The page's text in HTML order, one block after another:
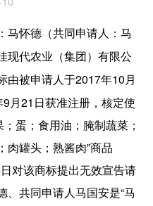
马怀德（共同申请人：马
现代农业（集团）有限公
被申请人于2017年10月
月21日获准注册，核定使
蛋；食用油；腌制蔬菜；
肉罐头；熟酱肉”商品
该商标提出无效宣告请
共同申请人马国安是“马